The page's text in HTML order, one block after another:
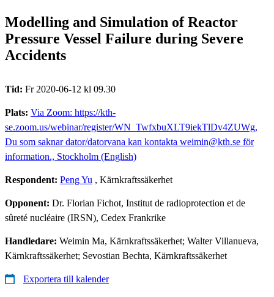
Modelling and Simulation of Reactor
Pressure Vessel Failure during Severe
Accidents
Tid: Fr 2020-06-12 kl 09.30
Plats: Via Zoom: https://kth-
se.zoom.us/webinar/register/WN_TwfxbuXLT9iekTlDv4ZUWg,
Du som saknar dator/datorvana kan kontakta weimin@kth.se för
information., Stockholm (English)
Respondent: Peng Yu , Kärnkraftssäkerhet
Opponent: Dr. Florian Fichot, Institut de radioprotection et de
sûreté nucléaire (IRSN), Cedex Frankrike
Handledare: Weimin Ma, Kärnkraftssäkerhet; Walter Villanueva,
Kärnkraftssäkerhet; Sevostian Bechta, Kärnkraftssäkerhet
Exportera till kalender